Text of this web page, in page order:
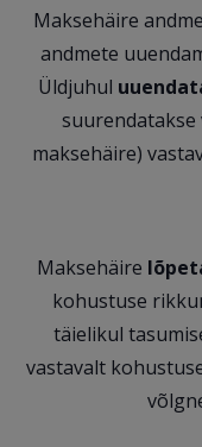
Maksehäire
andmete
Üldjuhul
suurendatakse
maksehäire)
Maksehäire
kohustuse
täielikul
vastavalt